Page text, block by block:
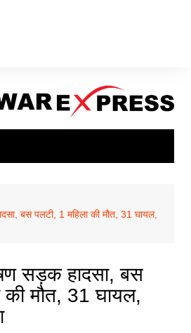
बस पलटी, 1 महिला की मौत, 31 घायल,
सड़क हादसा, बस
की मौत, 31 घायल,